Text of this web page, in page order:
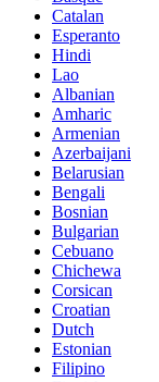
Catalan
Esperanto
Hindi
Lao
Albanian
Amharic
Armenian
Azerbaijani
Belarusian
Bengali
Bosnian
Bulgarian
Cebuano
Chichewa
Corsican
Croatian
Dutch
Estonian
Filipino